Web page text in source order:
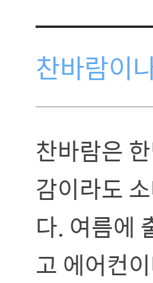
찬바람이
찬바람은
감이라도
다. 여름에
고 에어컨